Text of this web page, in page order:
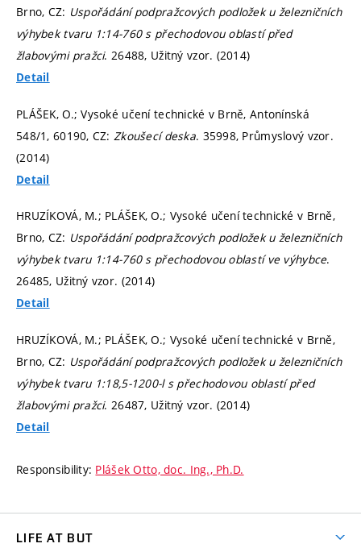
Brno, CZ: Uspořádání podpražcových podložek u železničních
výhybek tvaru 1:14-760 s přechodovou oblastí před
žlabovými pražci. 26488, Užitný vzor. (2014)
Detail
PLÁŠEK, O.; Vysoké učení technické v Brně, Antonínská
548/1, 60190, CZ: Zkoušecí deska. 35998, Průmyslový vzor.
(2014)
Detail
HRUZÍKOVÁ, M.; PLÁŠEK, O.; Vysoké učení technické v Brně,
Brno, CZ: Uspořádání podpražcových podložek u železničních
výhybek tvaru 1:14-760 s přechodovou oblastí ve výhybce.
26485, Užitný vzor. (2014)
Detail
HRUZÍKOVÁ, M.; PLÁŠEK, O.; Vysoké učení technické v Brně,
Brno, CZ: Uspořádání podpražcových podložek u železničních
výhybek tvaru 1:18,5-1200-l s přechodovou oblastí před
žlabovými pražci. 26487, Užitný vzor. (2014)
Detail
Responsibility: Plášek Otto, doc. Ing., Ph.D.
LIFE AT BUT